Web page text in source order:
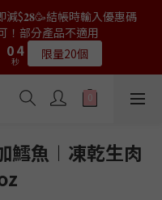
減$𝟐𝟖🥳結帳時輸入優惠碼
部分產品不適用
2
1
0
5
4
3
2
1
0
秒 限量20個
減$𝟐𝟖🥳結帳時輸入優惠碼
部分產品不適用
2
1
0
5
4
3
2
1
0
秒 限量20個
｜$𝟏𝟓𝟎𝟎✨即送罐罐/凍乾/玩
荷踢踢棒🎀
6
5
4
3
9
8
7
6
5
4
2
1
蘭𝐋𝐨𝐯𝐞𝐚𝐛𝐨𝐰𝐥凍乾生肉貓糧
無骨配方✅
9
8
7
3
2
1
9
6
5
4
7
6
5
9
8
魚︱凍乾生肉